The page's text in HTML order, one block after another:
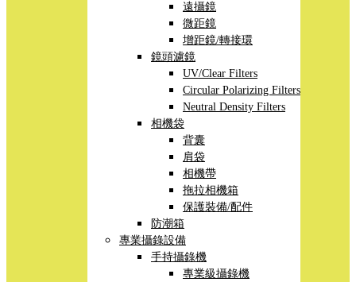
遠攝鏡
微距鏡
增距鏡/轉接環
鏡頭濾鏡
UV/Clear Filters
Circular Polarizing Filters
Neutral Density Filters
相機袋
背囊
肩袋
相機帶
拖拉相機箱
保護裝備/配件
防潮箱
專業攝錄設備
手持攝錄機
專業級攝錄機